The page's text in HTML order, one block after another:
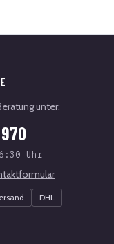
unter:
Uhr
DHL